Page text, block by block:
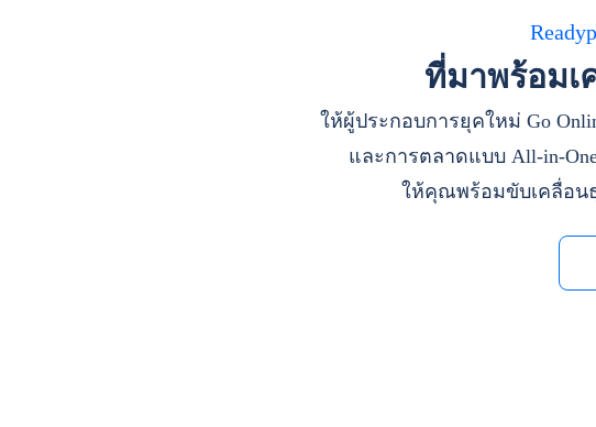
ที่มาพร้อมเ
ให้ผู้ประกอบการยุคใหม่ Go
และการตลาดแบบ All-in-
ให้คุณพร้อมขับเคลื่อน